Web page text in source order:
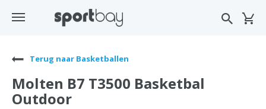
Terug naar Basketballen
Molten B7 T3500 Basketbal
Outdoor